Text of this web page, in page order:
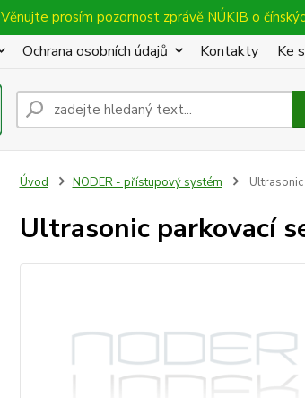
Věnujte prosím pozornost zprávě NÚKIB o
Ochrana osobních údajů Kontakty Ke
Úvod NODER - přístupový systém
Ultrasonic parkovací